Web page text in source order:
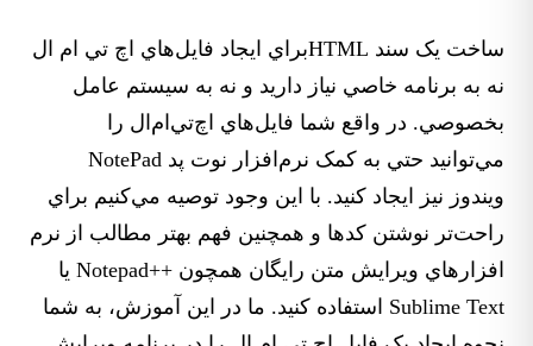
ساخت يک سند HTMLبراي ايجاد فايل‌هاي اچ تي ام ال
نه به برنامه خاصي نياز داريد و نه به سيستم عامل
بخصوصي. در واقع شما فايل‌هاي اچ‌تي‌ام‌ال را
مي‌توانيد حتي به کمک نرم‌افزار نوت پد NotePad
ويندوز نيز ايجاد کنيد. با اين وجود توصيه مي‌کنيم براي
راحت‌تر نوشتن کدها و همچنين فهم بهتر مطالب از نرم
افزارهاي ويرايش متن رايگان همچون ++Notepad يا
Sublime Text استفاده کنيد. ما در اين آموزش، به شما